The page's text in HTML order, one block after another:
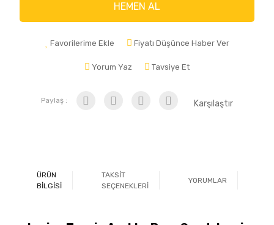
HEMEN AL
Favorilerime Ekle Fiyatı Düşünce Haber Ver
Yorum Yaz Tavsiye Et
Paylaş : Karşılaştır
ÜRÜN
BİLGİSİ
TAKSİT
SEÇENEKLERİ
YORUMLAR